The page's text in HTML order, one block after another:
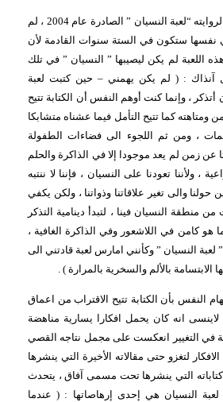
محمد برادة عندما قدم لروايته “لعبة النسيان ” الصادرة عام 2004 ، لم
نفسها ستكون في الستة سنوات القادمة لأن
اللعبة لم يكن ليصيبها ” النسيان ” في تلك
آنذاك : ( لم يكن يهمني – حين كتبت لعبة
، وإنما كنت أوهم النفس أن الكتابة تتيح
ومتاهته كما تتيح التأمل فيما عشناه متشابكا
، ومن ثم اللجوء الى فضاءات الطفولة
عن زمن لم يعد موجودا إلا في الذاكرة والحلم
، ولأننا تعودنا على النسيان ، فإننا لا ننتبه
حولنا والى تغير علاقاتنا وذواتنا ، ولكن يكفي
منطقة النسيان فينا ، لتبدأ دينامية التذكر
هو كامن في اللاشعور وفي الذاكرة الغافية ،
النسيان ” وكأنني امارس لعبة قادتني الى
بالألم والسخرية بالمرارة ) .
النفس بأن الكتابة تتيح الاقتراب من اعماق
لاينسى انه كان يحمل افكارا يسارية مناهضة
في التغيير انعكست على مجمل نتاجه القصي
لتغزو حتى مقالاته الأخيرة التي ينشرها
التي ينشرها تحت مسمى آفاق ، يتحدث
النسيان هي إحدى إرهاصاتها : ( عندما